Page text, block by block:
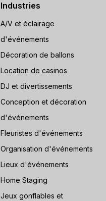
Industries
A/V et éclairage
d'événements
Décoration de ballons
Location de casinos
DJ et divertissements
Conception et décoration
d'événements
Fleuristes d'événements
Organisation d'événements
Lieux d'événements
Home Staging
Jeux gonflables et